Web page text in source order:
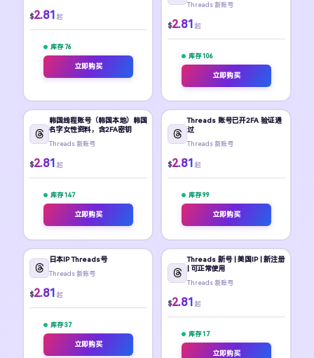
$2.81 起
库存 76
立即购买
Threads 新账号
$2.81 起
库存 106
立即购买
韩国线程账号（韩国本地）韩国
名字女性资料，含2FA密钥
Threads 新账号
$2.81 起
库存 147
立即购买
Threads 账号已开2FA 验证通
过
Threads 新账号
$2.81 起
库存 99
立即购买
日本IP Threads号
Threads 新账号
$2.81 起
库存 37
立即购买
Threads 新号 | 美国IP | 新注册
| 可正常使用
Threads 新账号
$2.81 起
库存 17
立即购买